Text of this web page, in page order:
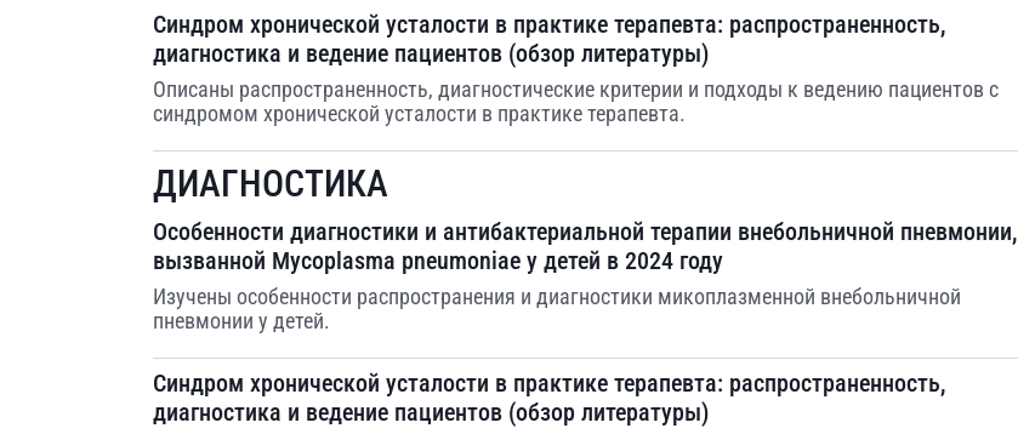
Cиндром хронической усталости в практике терапевта: распространенность,
диагностика и ведение пациентов (обзор литературы)
Описаны распространенность, диагностические критерии и подходы к ведению пациентов с
синдромом хронической усталости в практике терапевта.
ДИАГНОСТИКА
Особенности диагностики и антибактериальной терапии внебольничной пневмонии,
вызванной Mycoplasma pneumoniae у детей в 2024 году
Изучены особенности распространения и диагностики микоплазменной внебольничной
пневмонии у детей.
Cиндром хронической усталости в практике терапевта: распространенность,
диагностика и ведение пациентов (обзор литературы)